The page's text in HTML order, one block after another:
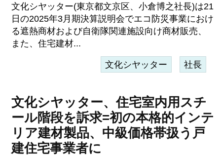
文化シヤッター(東京都文京区、小倉博之社長)は21
日の2025年3月期決算説明会でエコ防災事業におけ
る遮熱商材および自衛隊関連施設向け商材販売、
また、住宅建材...
文化シヤッター 社長
文化シヤッター、住宅室内用スチ
ール階段を訴求=初の本格的インテ
リア建材製品、中級価格帯扱う戸
建住宅事業者に